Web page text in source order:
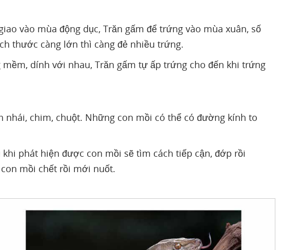
vào mùa động dục, Trăn gấm để trứng vào mùa xuân, số
thước càng lớn thì càng đẻ nhiều trứng.
dính với nhau, Trăn gấm tự ấp trứng cho đến khi trứng
nhái, chim, chuột. Những con mồi có thể có đường kính to
phát hiện được con mồi sẽ tìm cách tiếp cận, đớp rồi
mồi chết rồi mới nuốt.